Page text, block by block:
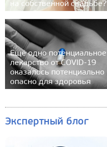
на собственной свадьбе?
Ещё одно потенциальное
лекарство от COVID-19
оказалось потенциально
опасно для здоровья
Экспертный блог